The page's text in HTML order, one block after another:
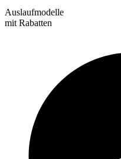
Auslaufmodelle
mit Rabatten